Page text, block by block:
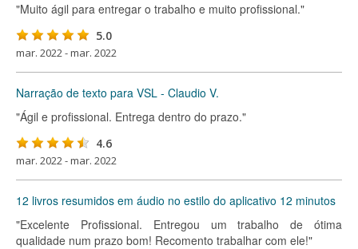
"Muito ágil para entregar o trabalho e muito profissional."
5.0
mar. 2022 - mar. 2022
Narração de texto para VSL - Claudio V.
"Ágil e profissional. Entrega dentro do prazo."
4.6
mar. 2022 - mar. 2022
12 livros resumidos em áudio no estilo do aplicativo 12 minutos
"Excelente Profissional. Entregou um trabalho de ótima
qualidade num prazo bom! Recomento trabalhar com ele!"